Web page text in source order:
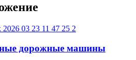
дорожные машины